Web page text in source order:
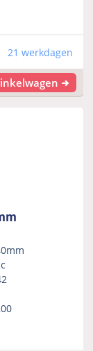
21 werkdagen